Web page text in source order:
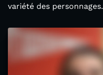
variété des personnages.